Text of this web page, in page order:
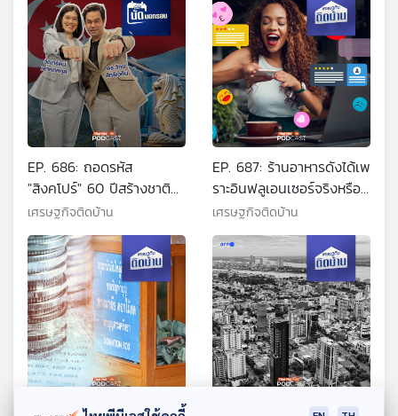
EP. 686: ถอดรหัส
"สิงคโปร์" 60 ปีสร้างชาติ
ผงาดเวทีโลก
เศรษฐกิจติดบ้าน
EP. 687: ร้านอาหารดังได้เพ
ราะอินฟลูเอนเซอร์จริงหรือ
?
เศรษฐกิจติดบ้าน